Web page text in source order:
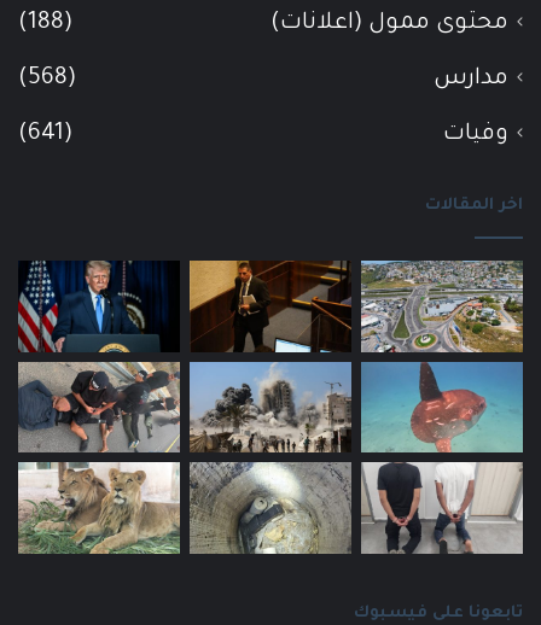
محتوى ممول (اعلانات) (188)
مدارس (568)
وفيات (641)
اخر المقالات
تابعونا على فيسبوك